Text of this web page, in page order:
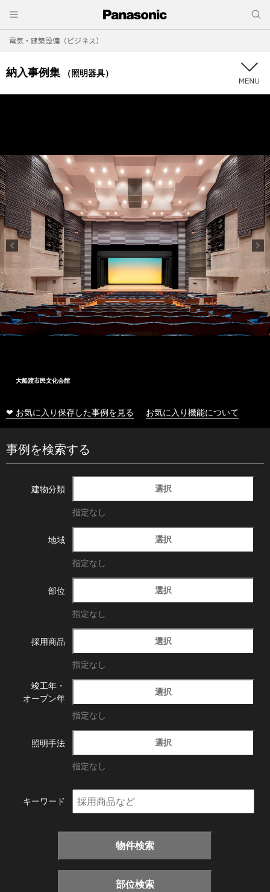
電気・建築設備（ビジネス）
納入事例集 （照明器具）
大船渡市民文化会館
❤ お気に入り保存した事例を見る お気に入り機能について
事例を検索する
建物分類 選択
指定なし
地域 選択
指定なし
部位 選択
指定なし
採用商品 選択
指定なし
竣工年・
オープン年
選択
指定なし
照明手法 選択
指定なし
キーワード
物件検索
部位検索